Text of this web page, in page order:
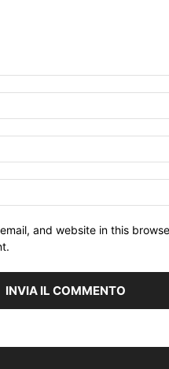
and website in this